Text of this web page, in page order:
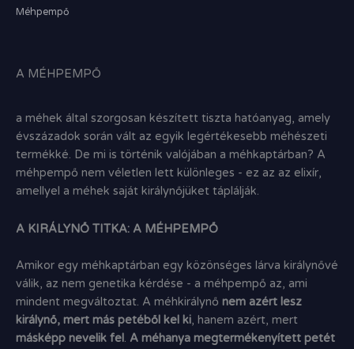
Méhpempő
A MÉHPEMPŐ
a méhek által szorgosan készített tiszta hatóanyag, amely
évszázadok során vált az egyik legértékesebb méhészeti
termékké. De mi is történik valójában a méhkaptárban? A
méhpempő nem véletlen lett különleges - ez az az elixír,
amellyel a méhek saját királynőjüket táplálják.
A KIRÁLYNŐ TITKA: A MÉHPEMPŐ
Amikor egy méhkaptárban egy közönséges lárva királynővé
válik, az nem genetika kérdése - a méhpempő az, ami
mindent megváltoztat. A méhkirálynő nem azért lesz
királynő, mert más petéből kel ki, hanem azért, mert
másképp nevelik fel . A méhanya megtermékenyített petét